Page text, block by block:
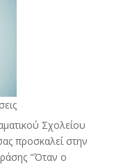
Σχολείου
προσκαλεί στην
"Όταν ο